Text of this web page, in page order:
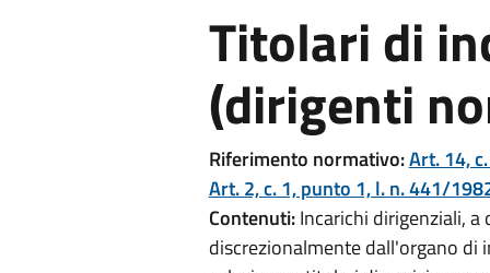
Titolari di
(dirigenti
Riferimento normativo:Art. 14,
Art. 2, c. 1, punto 1, l. n. 441/
Contenuti:Incarichi dirigenziali, a
discrezionalmente dall'organo di